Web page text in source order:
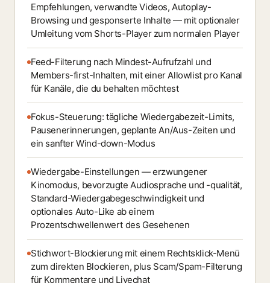
Empfehlungen, verwandte Videos, Autoplay-
Browsing und gesponserte Inhalte — mit optionaler
Umleitung vom Shorts-Player zum normalen Player
Feed-Filterung nach Mindest-Aufrufzahl und
Members-first-Inhalten, mit einer Allowlist pro Kanal
für Kanäle, die du behalten möchtest
Fokus-Steuerung: tägliche Wiedergabezeit-Limits,
Pausenerinnerungen, geplante An/Aus-Zeiten und
ein sanfter Wind-down-Modus
Wiedergabe-Einstellungen — erzwungener
Kinomodus, bevorzugte Audiosprache und -qualität,
Standard-Wiedergabegeschwindigkeit und
optionales Auto-Like ab einem
Prozentschwellenwert des Gesehenen
Stichwort-Blockierung mit einem Rechtsklick-Menü
zum direkten Blockieren, plus Scam/Spam-Filterung
für Kommentare und Livechat